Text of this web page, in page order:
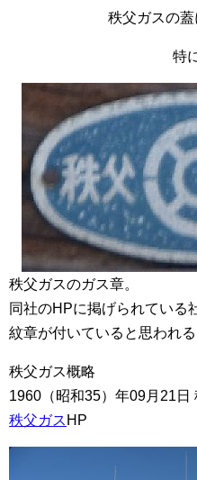
秩父ガスの
特
秩父ガスのガス章。
同社のHPに掲げられている
紋章が付いていると思われる
秩父ガス概略
1960（昭和35）年09月21日
秩父ガス HP